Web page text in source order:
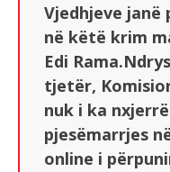
Vjedhjeve
në këtë krim
Edi
tjetër,
nuk i ka
pjesëmarrjes
online i